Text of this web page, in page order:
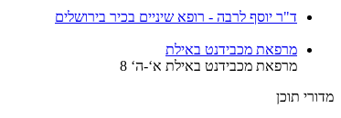
ד"ר יוסף לרבה - רופא שיניים בכיר בירושלים
מרפאת מכבידנט באילת
מרפאת מכבידנט באילת א‘-ה‘ 8
מדורי תוכן